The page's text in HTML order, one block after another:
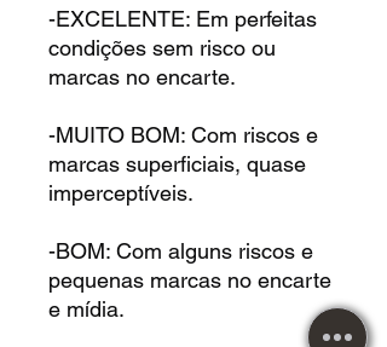
-EXCELENTE: Em perfeitas
condições sem risco ou
marcas no encarte.
-MUITO BOM: Com riscos e
marcas superficiais, quase
imperceptíveis.
-BOM: Com alguns riscos e
pequenas marcas no encarte
e mídia.